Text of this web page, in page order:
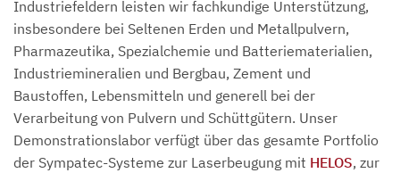
Industriefeldern leisten wir fachkundige Unterstützung,
insbesondere bei Seltenen Erden und Metallpulvern,
Pharmazeutika, Spezialchemie und Batteriematerialien,
Industriemineralien und Bergbau, Zement und
Baustoffen, Lebensmitteln und generell bei der
Verarbeitung von Pulvern und Schüttgütern. Unser
Demonstrationslabor verfügt über das gesamte Portfolio
der Sympatec-Systeme zur Laserbeugung mit HELOS, zur